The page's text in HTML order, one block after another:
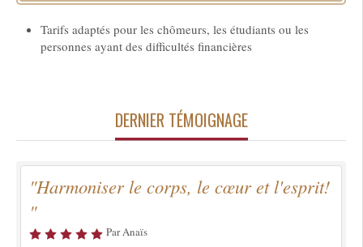
Tarifs adaptés pour les chômeurs, les étudiants ou les
personnes ayant des difficultés financières
DERNIER TÉMOIGNAGE
"Harmoniser le corps, le cœur et l'esprit!
"
Par Anaïs